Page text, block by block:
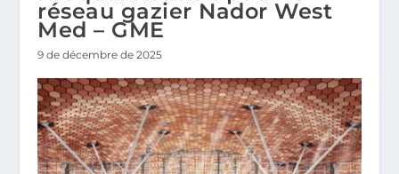
réseau gazier Nador West
Med – GME
9 de décembre de 2025